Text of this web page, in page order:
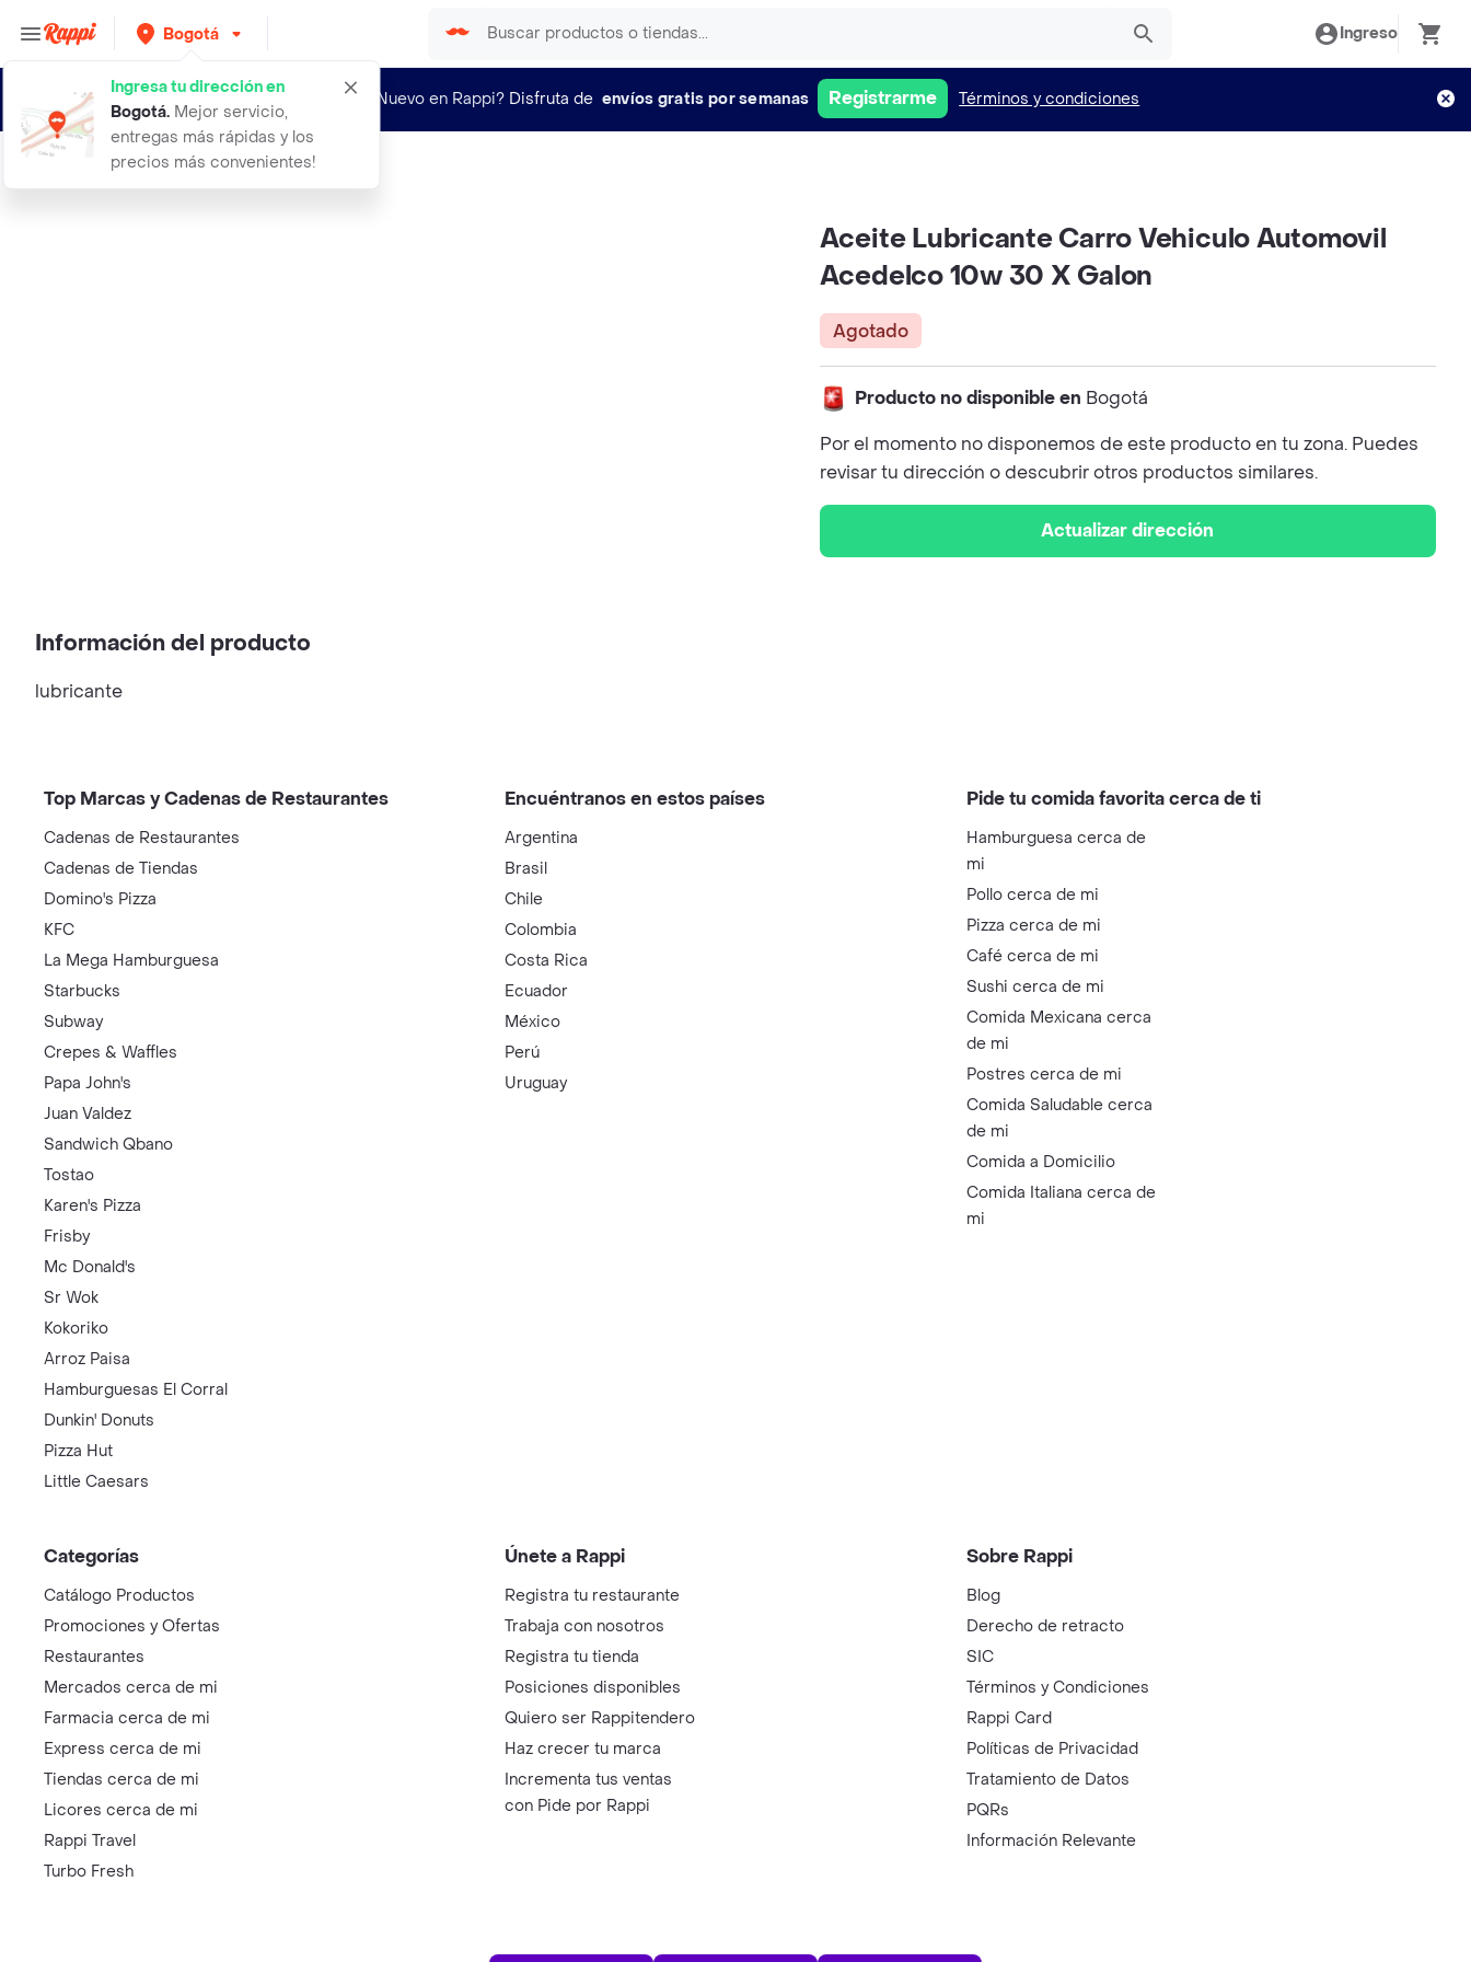
Bogotá
Ingresa tu dirección en
Bogotá. Mejor servicio,
entregas más rápidas y los
precios más convenientes!
Ingreso
¿Nuevo en Rappi? Disfruta de envíos gratis por semanas Registrarme Términos y condiciones
aceite lubricante carro vehiculo au
Aceite Lubricante Carro Vehiculo Automovil
Acedelco 10w 30 X Galon
Agotado
Producto no disponible en Bogotá
Por el momento no disponemos de este producto en tu zona. Puedes
revisar tu dirección o descubrir otros productos similares.
Actualizar dirección
Información del producto
lubricante
Top Marcas y Cadenas de Restaurantes
Cadenas de Restaurantes
Cadenas de Tiendas
Domino's Pizza
KFC
La Mega Hamburguesa
Starbucks
Subway
Crepes & Waffles
Papa John's
Juan Valdez
Sandwich Qbano
Tostao
Karen's Pizza
Frisby
Mc Donald's
Sr Wok
Kokoriko
Arroz Paisa
Hamburguesas El Corral
Dunkin' Donuts
Pizza Hut
Little Caesars
Encuéntranos en estos países
Argentina
Brasil
Chile
Colombia
Costa Rica
Ecuador
México
Perú
Uruguay
Pide tu comida favorita cerca de ti
Hamburguesa cerca de
mi
Pollo cerca de mi
Pizza cerca de mi
Café cerca de mi
Sushi cerca de mi
Comida Mexicana cerca
de mi
Postres cerca de mi
Comida Saludable cerca
de mi
Comida a Domicilio
Comida Italiana cerca de
mi
Categorías
Catálogo Productos
Promociones y Ofertas
Restaurantes
Mercados cerca de mi
Farmacia cerca de mi
Express cerca de mi
Tiendas cerca de mi
Licores cerca de mi
Rappi Travel
Turbo Fresh
Únete a Rappi
Registra tu restaurante
Trabaja con nosotros
Registra tu tienda
Posiciones disponibles
Quiero ser Rappitendero
Haz crecer tu marca
Incrementa tus ventas
con Pide por Rappi
Sobre Rappi
Blog
Derecho de retracto
SIC
Términos y Condiciones
Rappi Card
Políticas de Privacidad
Tratamiento de Datos
PQRs
Información Relevante